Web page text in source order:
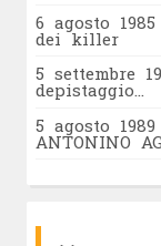
6 agosto 1985
dei killer
5 settembre
depistaggio…
5 agosto 1989
ANTONINO